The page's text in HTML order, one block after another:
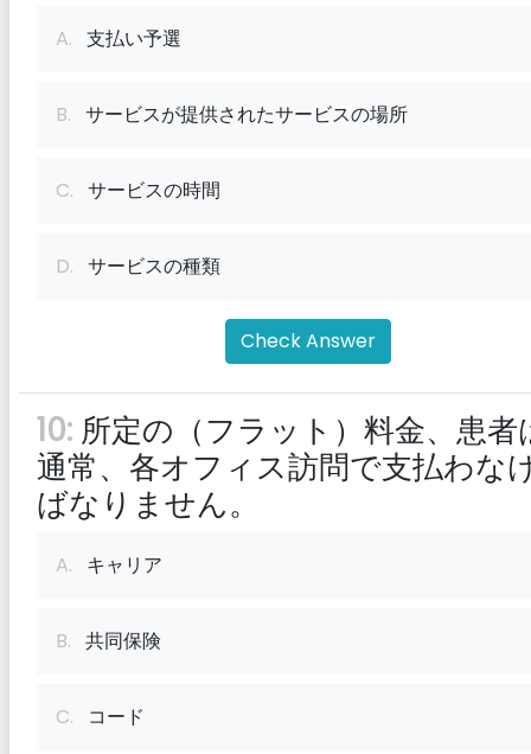
A. 支払い予選
B. サービスが提供されたサービスの場所
C. サービスの時間
D. サービスの種類
Check Answer
10: 所定の（フラット）料金、患者
通常、各オフィス訪問で支払わな
ばなりません。
A. キャリア
B. 共同保険
C. コード